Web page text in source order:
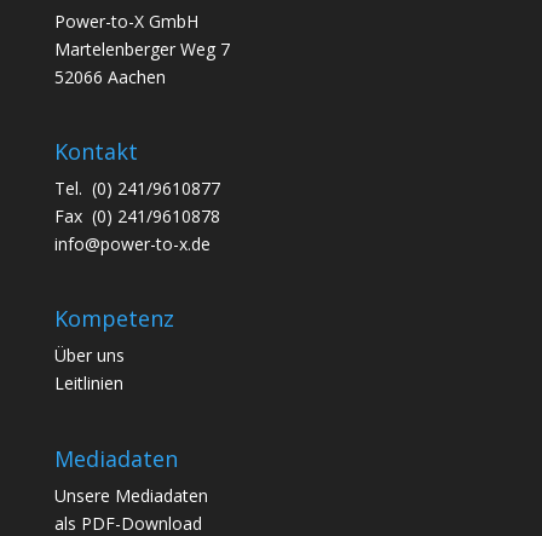
Power-to-X GmbH
Martelenberger Weg 7
52066 Aachen
Kontakt
Tel. (0) 241/9610877
Fax (0) 241/9610878
info@power-to-x.de
Kompetenz
Über uns
Leitlinien
Mediadaten
Unsere Mediadaten
als PDF-Download